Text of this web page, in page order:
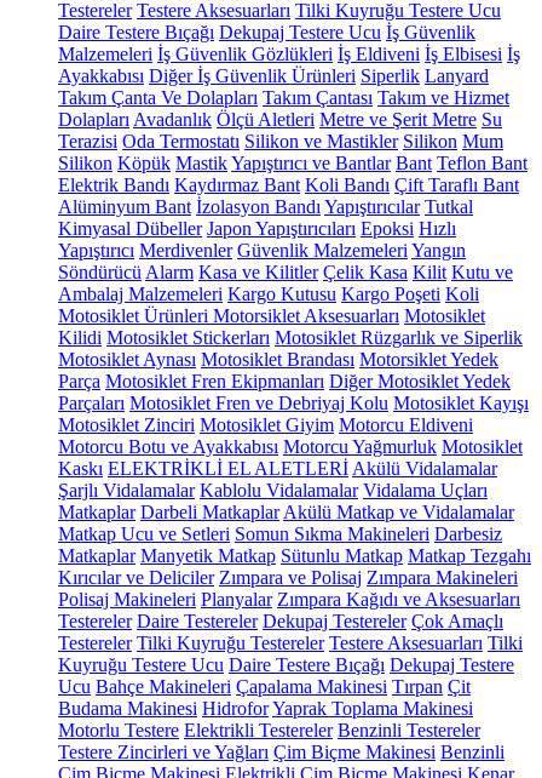
Testereler Testere Aksesuarları Tilki Kuyruğu Testere Ucu
Daire Testere Bıçağı Dekupaj Testere Ucu İş Güvenlik
Malzemeleri İş Güvenlik Gözlükleri İş Eldiveni İş Elbisesi İş
Ayakkabısı Diğer İş Güvenlik Ürünleri Siperlik Lanyard
Takım Çanta Ve Dolapları Takım Çantası Takım ve Hizmet
Dolapları Avadanlık Ölçü Aletleri Metre ve Şerit Metre Su
Terazisi Oda Termostatı Silikon ve Mastikler Silikon Mum
Silikon Köpük MastikYapıştırıcı ve Bantlar Bant Teflon Bant
Elektrik Bandı Kaydırmaz Bant Koli Bandı Çift Taraflı Bant
Alüminyum Bant İzolasyon Bandı Yapıştırıcılar Tutkal
Kimyasal Dübeller Japon Yapıştırıcıları Epoksi Hızlı
Yapıştırıcı Merdivenler Güvenlik Malzemeleri Yangın
Söndürücü Alarm Kasa ve Kilitler Çelik Kasa Kilit Kutu ve
Ambalaj Malzemeleri Kargo Kutusu Kargo Poşeti Koli
Motosiklet Ürünleri Motorsiklet Aksesuarları Motosiklet
Kilidi Motosiklet Stickerları Motosiklet Rüzgarlık ve Siperlik
Motosiklet Aynası Motosiklet Brandası Motorsiklet Yedek
Parça Motosiklet Fren Ekipmanları Diğer Motosiklet Yedek
Parçaları Motosiklet Fren ve Debriyaj Kolu Motosiklet Kayışı
Motosiklet Zinciri Motosiklet Giyim Motorcu Eldiveni
Motorcu Botu ve Ayakkabısı Motorcu Yağmurluk Motosiklet
Kaskı ELEKTRİKLİ EL ALETLERİ Akülü Vidalamalar
Şarjlı Vidalamalar Kablolu Vidalamalar Vidalama Uçları
Matkaplar Darbeli Matkaplar Akülü Matkap ve Vidalamalar
Matkap Ucu ve Setleri Somun Sıkma Makineleri Darbesiz
Matkaplar Manyetik Matkap Sütunlu Matkap Matkap Tezgahı
Kırıcılar ve Deliciler Zımpara ve Polisaj Zımpara Makineleri
Polisaj Makineleri Planyalar Zımpara Kağıdı ve Aksesuarları
Testereler Daire Testereler Dekupaj Testereler Çok Amaçlı
Testereler Tilki Kuyruğu Testereler Testere Aksesuarları Tilki
Kuyruğu Testere Ucu Daire Testere Bıçağı Dekupaj Testere
Ucu Bahçe Makineleri Çapalama Makinesi Tırpan Çit
Budama Makinesi HidroforYaprak Toplama Makinesi
Motorlu Testere Elektrikli Testereler Benzinli Testereler
Testere Zincirleri ve Yağları Çim Biçme Makinesi Benzinli
Çim Biçme Makinesi Elektrikli Çim Biçme Makinesi Kenar